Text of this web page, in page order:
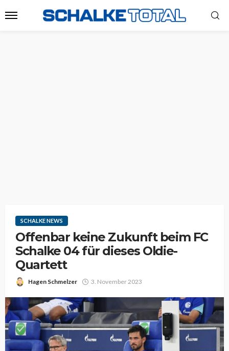
SCHALKE NEWS
Offenbar keine Zukunft beim FC
Schalke 04 für dieses Oldie-
Quartett
Hagen Schmelzer 3. November 2023